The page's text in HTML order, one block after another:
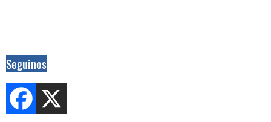
Seguinos